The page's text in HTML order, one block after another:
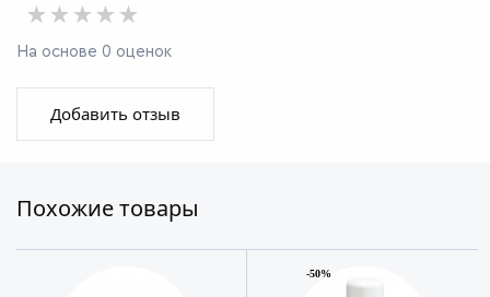
★★★★★
★★★★★
★★★★★
На основе 0 оценок
Добавить отзыв
Похожие товары
-50%